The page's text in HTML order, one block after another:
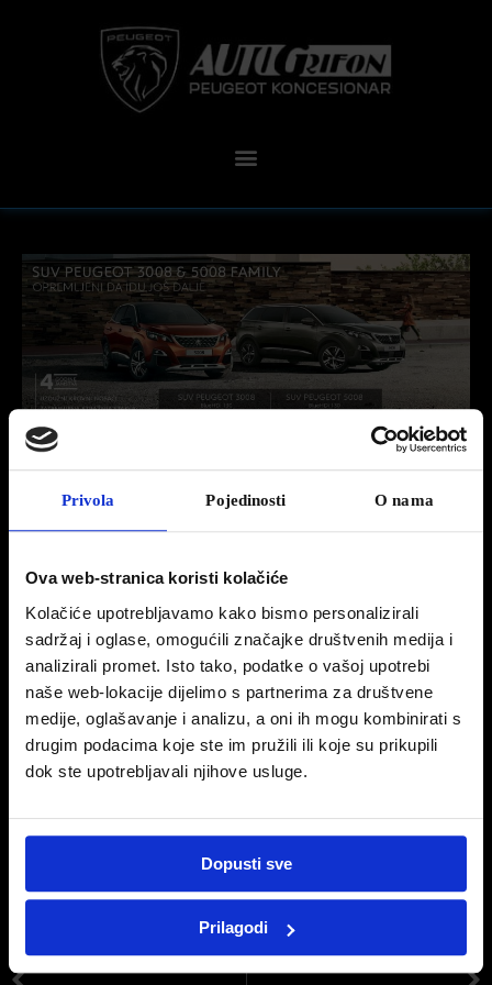
Privola Pojedinosti O nama
Ova web-stranica koristi kolačiće
Kolačiće upotrebljavamo kako bismo personalizirali
sadržaj i oglase, omogućili značajke društvenih medija i
analizirali promet. Isto tako, podatke o vašoj upotrebi
naše web-lokacije dijelimo s partnerima za društvene
medije, oglašavanje i analizu, a oni ih mogu kombinirati s
drugim podacima koje ste im pružili ili koje su prikupili
dok ste upotrebljavali njihove usluge.
Dopusti sve
Prilagodi
18 rujna, 2019
SUV PEUGEOT 3008 I 5008 FAMILY
BlueHDi130 Active za199.000 kn.
Navedene cijene uključuju opcije: dodatno zatamnjena stražnja stakla, uzdužne krovne
nosače i bežično punjenje mobilnog uređaja.
produljeno jamstvo za dodatne dvije godine ili 80 000 km.
Sve fizičke osobe pri kupnji vozila Peugeot na poklon dobivaju članstvo u klubu
vjernosti PEUGEOT ZAUVIJEK, koji je namijenjen vlasnicima vozila marke
emisije CO2: 4,1 l/100 km; 109 g/km.